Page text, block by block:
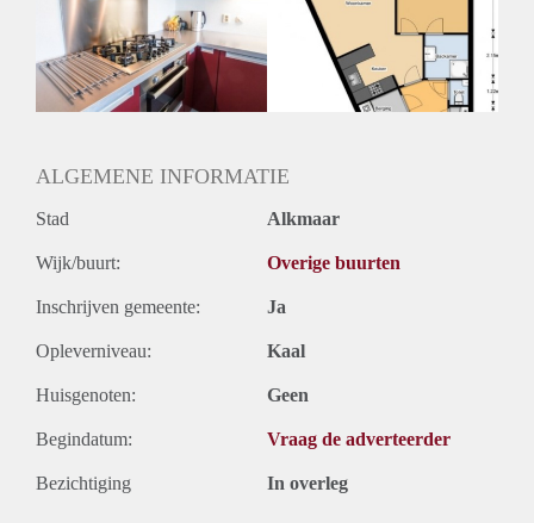
ALGEMENE INFORMATIE
Stad Alkmaar
Wijk/buurt: Overige buurten
Inschrijven gemeente: Ja
Opleverniveau: Kaal
Huisgenoten: Geen
Begindatum: Vraag de adverteerder
Bezichtiging In overleg